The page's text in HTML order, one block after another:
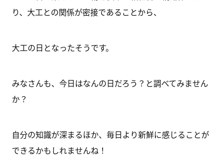
り、大工との関係が密接であることから、
大工の日となったそうです。
みなさんも、今日はなんの日だろう？と調べてみません
か？
自分の知識が深まるほか、毎日より新鮮に感じることが
できるかもしれませんね！